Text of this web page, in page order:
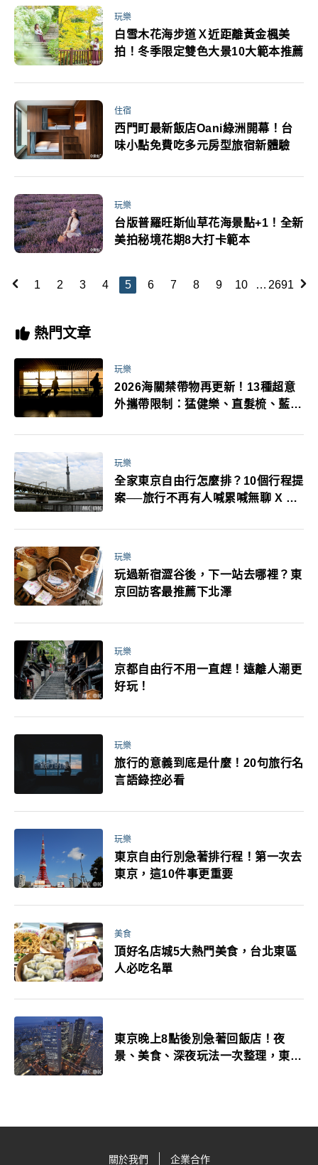
玩樂
白雪木花海步道Ｘ近距離黃金楓美
拍！冬季限定雙色大景10大範本推薦
住宿
西門町最新飯店Oani綠洲開幕！台
味小點免費吃多元房型旅宿新體驗
玩樂
台版普羅旺斯仙草花海景點+1！全新
美拍秘境花期8大打卡範本
1 2 3 4 5 6 7 8 9 10 … 2691
熱門文章
玩樂
2026海關禁帶物再更新！13種超意
外攜帶限制：猛健樂、直髮梳、藍牙
萬！注意事項一次看！
玩樂
全家東京自由行怎麼排？10個行程提
案──旅行不再有人喊累喊無聊 X 爸
玩樂
玩過新宿澀谷後，下一站去哪裡？東
京回訪客最推薦下北澤
玩樂
京都自由行不用一直趕！遠離人潮更
好玩！
玩樂
旅行的意義到底是什麼！20句旅行名
言語錄控必看
玩樂
東京自由行別急著排行程！第一次去
東京，這10件事更重要
美食
頂好名店城5大熱門美食，台北東區
人必吃名單
東京晚上8點後別急著回飯店！夜
景、美食、深夜玩法一次整理，東京
關於我們 企業合作